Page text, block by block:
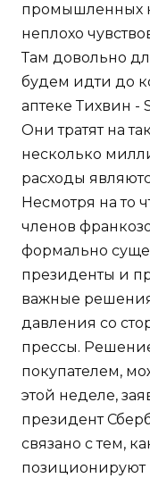
промышленных
неплохо
Там довольно
будем идти до
аптеке Тихвин -
Они тратят на
несколько
расходы
Несмотря на то
членов
формально
президенты и
важные
давления со
прессы. Решение
покупателем,
этой неделе,
президент
связано с тем,
позиционируют